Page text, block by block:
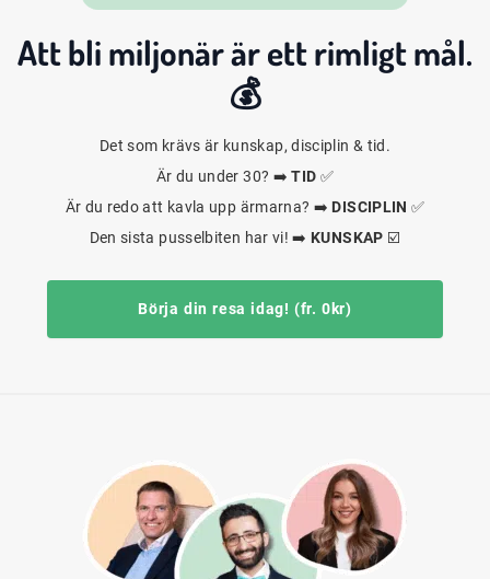
Att bli miljonärär ett rimligt mål.
💰
Det som krävs är kunskap, disciplin & tid.
Är du under 30? ➡️TID ✅
Är du redo att kavla upp ärmarna? ➡️ DISCIPLIN ✅
Den sista pusselbiten har vi! ➡️ KUNSKAP ☑️
Börja din resa idag! (fr. 0kr)